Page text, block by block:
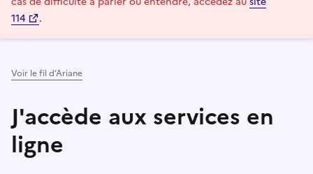
114
.
Voir le fil d’Ariane
J'accède aux services en
ligne